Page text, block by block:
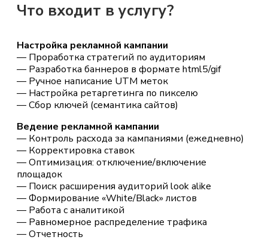
Что входит в услугу?
Настройка рекламной кампании
— Проработка стратегий по аудиториям
— Разработка баннеров в формате html5/gif
— Ручное написание UTM меток
— Настройка ретаргетинга по пикселю
— Сбор ключей (семантика сайтов)
Ведение рекламной кампании
— Контроль расхода за кампаниями (ежедневно)
— Корректировка ставок
— Оптимизация: отключение/включение
площадок
— Поиск расширения аудиторий look alike
— Формирование «White/Black» листов
— Работа с аналитикой
— Равномерное распределение трафика
— Отчетность